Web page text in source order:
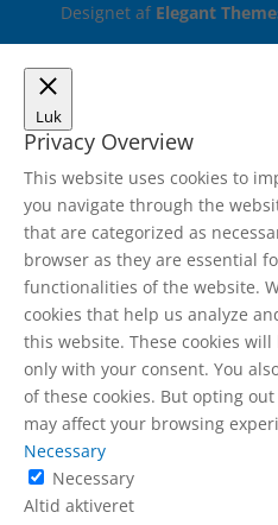
Designet af Elegant
Luk
Privacy Overview
This website uses cookies to
you navigate through the
that are categorized as
browser as they are essential
functionalities of the website.
cookies that help us analyze
this website. These cookies
only with your consent. You
of these cookies. But opting
may affect your browsing
Necessary
Necessary
Altid aktiveret